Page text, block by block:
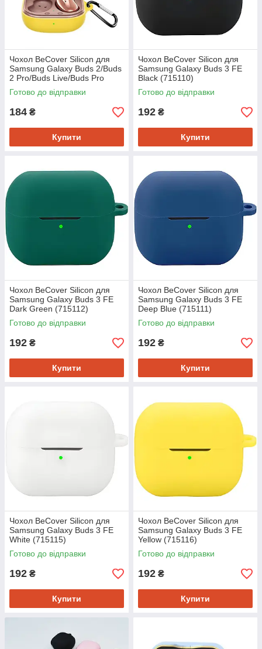
Чохол BeCover Silicon для
Samsung Galaxy Buds 2/Buds
2 Pro/Buds Live/Buds Pro
Yellow (705414)
Готово до відправки
184 ₴
Купити
Чохол BeCover Silicon для
Samsung Galaxy Buds 3 FE
Black (715110)
Готово до відправки
192 ₴
Купити
Чохол BeCover Silicon для
Samsung Galaxy Buds 3 FE
Dark Green (715112)
Готово до відправки
192 ₴
Купити
Чохол BeCover Silicon для
Samsung Galaxy Buds 3 FE
Deep Blue (715111)
Готово до відправки
192 ₴
Купити
Чохол BeCover Silicon для
Samsung Galaxy Buds 3 FE
White (715115)
Готово до відправки
192 ₴
Купити
Чохол BeCover Silicon для
Samsung Galaxy Buds 3 FE
Yellow (715116)
Готово до відправки
192 ₴
Купити